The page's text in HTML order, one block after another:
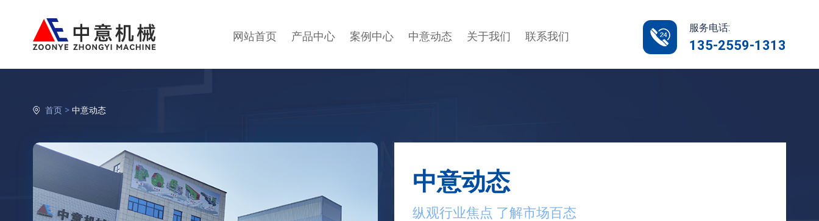
网站首页 产品中心 案例中心 中意动态 关于我们 联系我们
服务电话:
135-2559-1313
首页> 中意动态
中意动态
纵观行业焦点 了解市场百态